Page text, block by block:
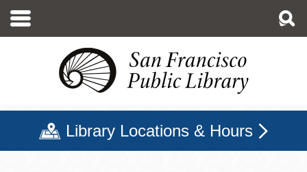
至
Library Locations & Hours